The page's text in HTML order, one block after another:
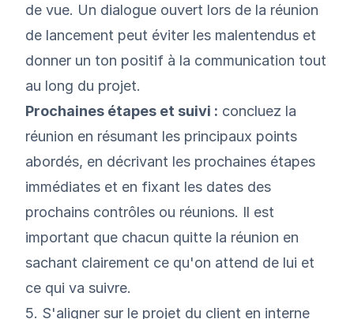
de vue. Un dialogue ouvert lors de la réunion
de lancement peut éviter les malentendus et
donner un ton positif à la communication tout
au long du projet.
Prochaines étapes et suivi : concluez la
réunion en résumant les principaux points
abordés, en décrivant les prochaines étapes
immédiates et en fixant les dates des
prochains contrôles ou réunions. Il est
important que chacun quitte la réunion en
sachant clairement ce qu'on attend de lui et
ce qui va suivre.
5. S'aligner sur le projet du client en interne